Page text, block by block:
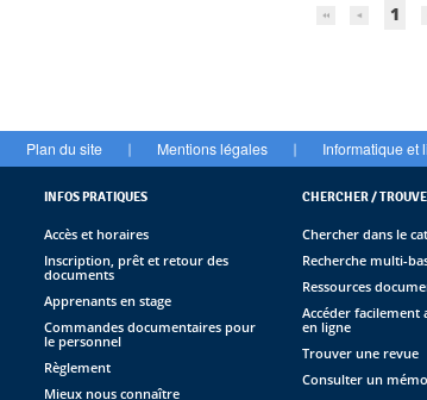
1
Plan du site | Mentions légales | Informatique et
INFOS PRATIQUES
Accès et horaires
Inscription, prêt et retour des
documents
Apprenants en stage
Commandes documentaires pour
le personnel
Règlement
Mieux nous connaître
CHERCHER /
Chercher dans le
Recherche multi-
Ressources
Accéder facilement
en ligne
Trouver une revue
Consulter un